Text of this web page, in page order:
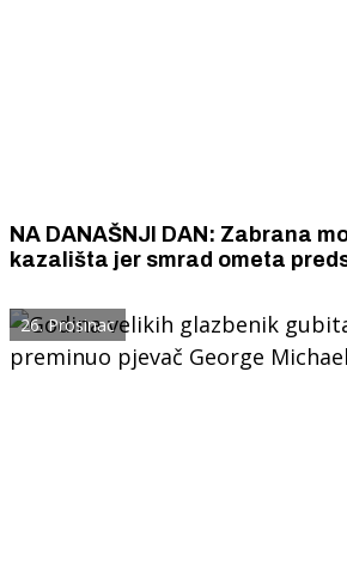
NA DANAŠNJI DAN: Zabrana
kazališta jer smrad ometa
26. Prosinac